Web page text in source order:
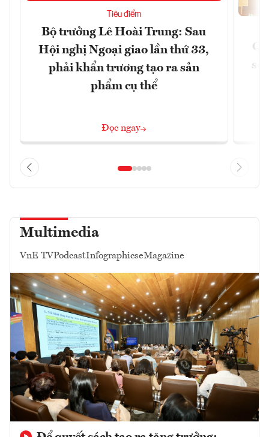
Tiêu điểm
Bộ trưởng Lê Hoài Trung: Sau
Hội nghị Ngoại giao lần thứ 33,
phải khẩn trương tạo ra sản
phẩm cụ thể
Đọc ngay
Multimedia
VnE TVPodcastInfographicseMagazine